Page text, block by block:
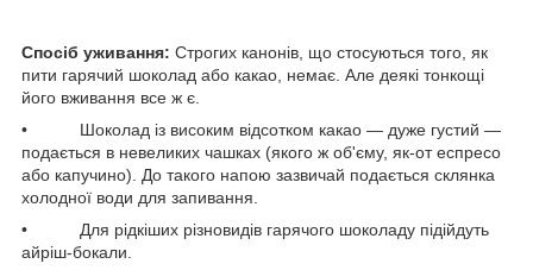
Спосіб уживання: Строгих канонів, що стосуються того, як
пити гарячий шоколад або какао, немає. Але деякі тонкощі
його вживання все ж є.
• Шоколад із високим відсотком какао — дуже густий —
подається в невеликих чашках (якого ж об'єму, як-от еспресо
або капучино). До такого напою зазвичай подається склянка
холодної води для запивання.
• Для рідкіших різновидів гарячого шоколаду підійдуть
айріш-бокали.